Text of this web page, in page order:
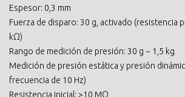
Espesor: 0,3 mm
Fuerza de disparo: 30 g, activado (resistencia
kΩ)
Rango de medición de presión: 30 g ~ 1,5 kg
Medición de presión estática y presión
frecuencia de 10 Hz)
Resistencia inicial: >10 MΩ